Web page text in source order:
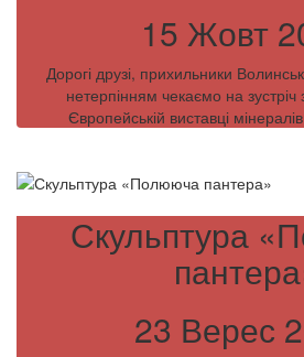
15 Жовт
Дорогі друзі, прихильники
нетерпінням чекаємо на
Європейській виставці
Скульптура
23 Верес